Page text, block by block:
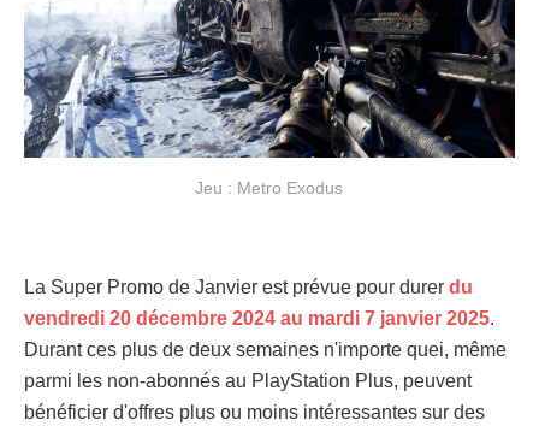
Jeu : Metro Exodus
La Super Promo de Janvier est prévue pour durer du
vendredi 20 décembre 2024 au mardi 7 janvier 2025.
Durant ces plus de deux semaines n'importe quei, même
parmi les non-abonnés au PlayStation Plus, peuvent
bénéficier d'offres plus ou moins intéressantes sur des